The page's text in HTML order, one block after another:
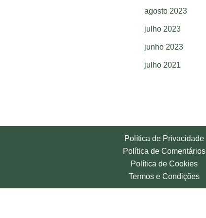
agosto 2023
julho 2023
junho 2023
julho 2021
Política de Privacidade
Política de Comentários
Política de Cookies
Termos e Condições